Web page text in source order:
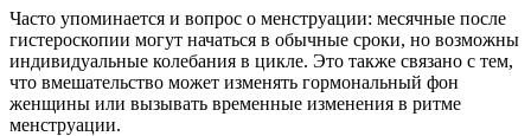
Часто упоминается и вопрос о менструации: месячные после
гистероскопии могут начаться в обычные сроки, но возможны
индивидуальные колебания в цикле. Это также связано с тем,
что вмешательство может изменять гормональный фон
женщины или вызывать временные изменения в ритме
менструации.